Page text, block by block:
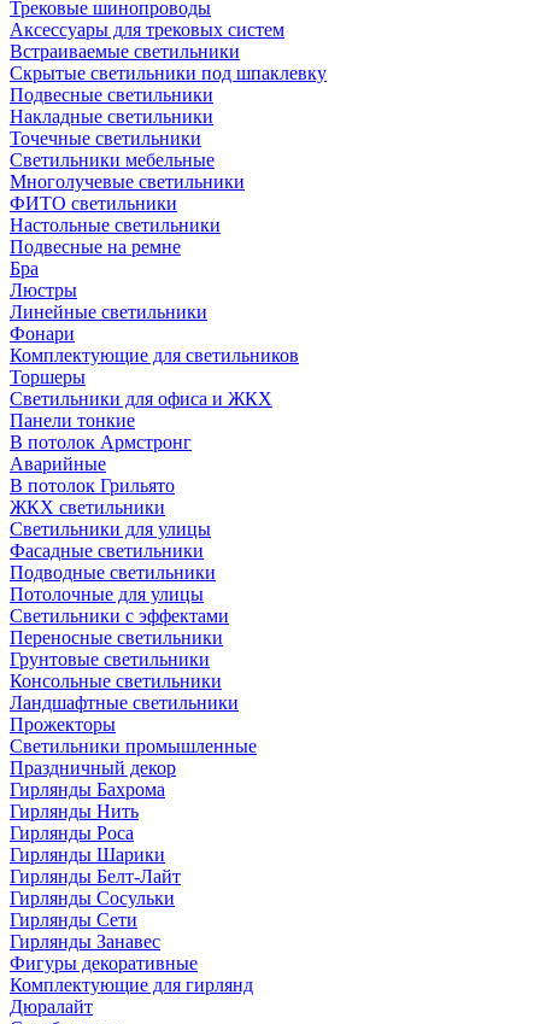
Трековые шинопроводы
Аксессуары для трековых систем
Встраиваемые светильники
Скрытые светильники под шпаклевку
Подвесные светильники
Накладные светильники
Точечные светильники
Светильники мебельные
Многолучевые светильники
ФИТО светильники
Настольные светильники
Подвесные на ремне
Бра
Люстры
Линейные светильники
Фонари
Комплектующие для светильников
Торшеры
Светильники для офиса и ЖКХ
Панели тонкие
В потолок Армстронг
Аварийные
В потолок Грильято
ЖКХ светильники
Светильники для улицы
Фасадные светильники
Подводные светильники
Потолочные для улицы
Светильники с эффектами
Переносные светильники
Грунтовые светильники
Консольные светильники
Ландшафтные светильники
Прожекторы
Светильники промышленные
Праздничный декор
Гирлянды Бахрома
Гирлянды Нить
Гирлянды Роса
Гирлянды Шарики
Гирлянды Белт-Лайт
Гирлянды Сосульки
Гирлянды Сети
Гирлянды Занавес
Фигуры декоративные
Комплектующие для гирлянд
Дюралайт